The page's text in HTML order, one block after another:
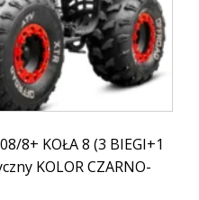
8+ KOŁA 8 (3 BIEGI+1
KOLOR CZARNO-